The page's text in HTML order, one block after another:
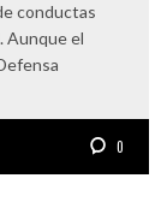
conductas
Aunque el
0